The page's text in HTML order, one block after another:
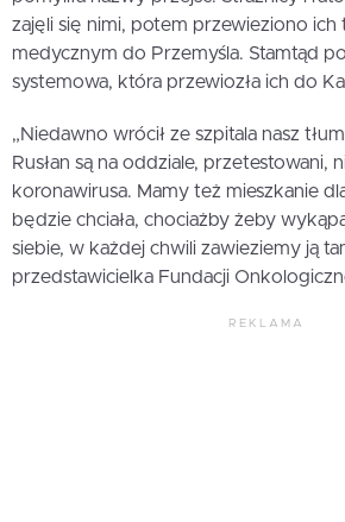
zajęli się nimi, potem przewieziono ich
medycznym do Przemyśla. Stamtąd
systemowa, która przewiozła ich do
„Niedawno wrócił ze szpitala nasz
Rusłan są na oddziale, przetestowani,
koronawirusa. Mamy też mieszkanie
będzie chciała, chociażby żeby
siebie, w każdej chwili zawieziemy ją
przedstawicielka Fundacji
REKLAMA